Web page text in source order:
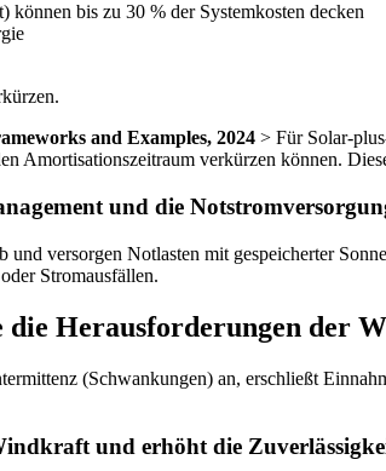
können bis zu 30 % der Systemkosten decken
and Examples, 2024 > Für Solar-
Amortisationszeitraum verkürzen können.
und die
versorgen Notlasten mit gespeicherter
Stromausfällen.
Herausforderungen der
(Schwankungen) an, erschließt
und erhöht die